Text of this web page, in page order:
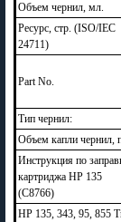
Объем чернил, мл.
Ресурс, стр. (ISO/IEC
24711)
Part No.
Тип чернил:
Объем капли чернил,
Инструкция по
картриджа HP 135
(C8766)
HP 135, 343, 95, 855